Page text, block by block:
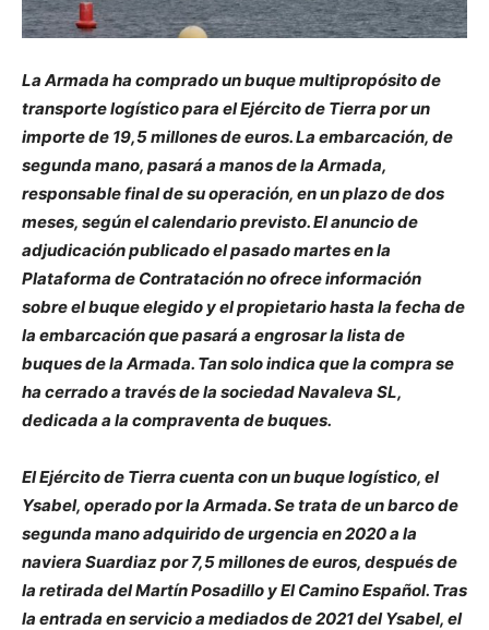
La Armada ha comprado un buque multipropósito de
transporte logístico para el Ejércitode Tierra por un
importe de 19,5 millones de euros. La embarcación, de
segunda mano, pasará a manos de la Armada,
responsable final de su operación, en un plazo de dos
meses, según el calendario previsto. El anuncio de
adjudicación publicado el pasado martes en la
Plataforma de Contratación no ofrece información
sobre el buque elegido y el propietario hasta la fecha de
la embarcación que pasará a engrosar la lista de
buques de la Armada. Tan solo indica que la compra se
ha cerrado a través de la sociedad Navaleva SL,
dedicada a la compraventa de buques.
El Ejército de Tierra cuenta con un buque logístico, el
Ysabel, operado por la Armada. Setrata de un barco de
segunda mano adquirido de urgencia en 2020 a la
naviera Suardiaz por 7,5 millones de euros, después de
la retirada del Martín Posadillo y El Camino Español. Tras
la entrada en servicio a mediados de 2021 del Ysabel, el